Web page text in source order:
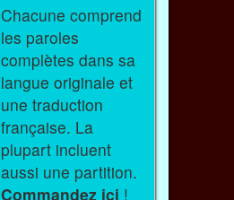
Chacune comprend
les paroles
complètes dans sa
langue originale et
une traduction
française. La
plupart incluent
aussi une partition.
Commandez ici !